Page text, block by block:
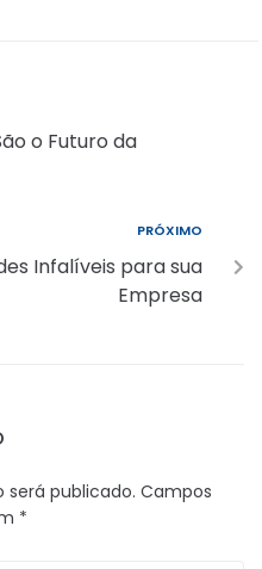
o Futuro da
PRÓXIMO
Infalíveis para sua
Empresa
publicado. Campos
*